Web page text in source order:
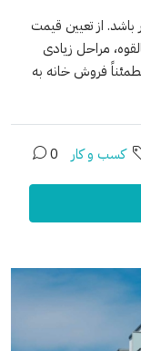
از تعیین قیمت
مراحل زیادی
فروش خانه به
کسب و کار 0